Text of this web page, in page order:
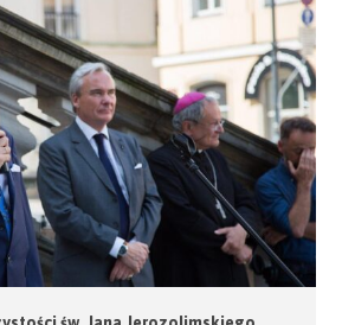
państwowe Zakonu
Pani Urszula Strzednicka –
Pro Merito […]